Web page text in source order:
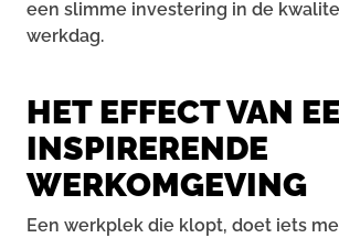
een slimme investering in de
werkdag.
HET EFFECT VAN
INSPIRERENDE
WERKOMGEVING
Een werkplek die klopt, doet iets